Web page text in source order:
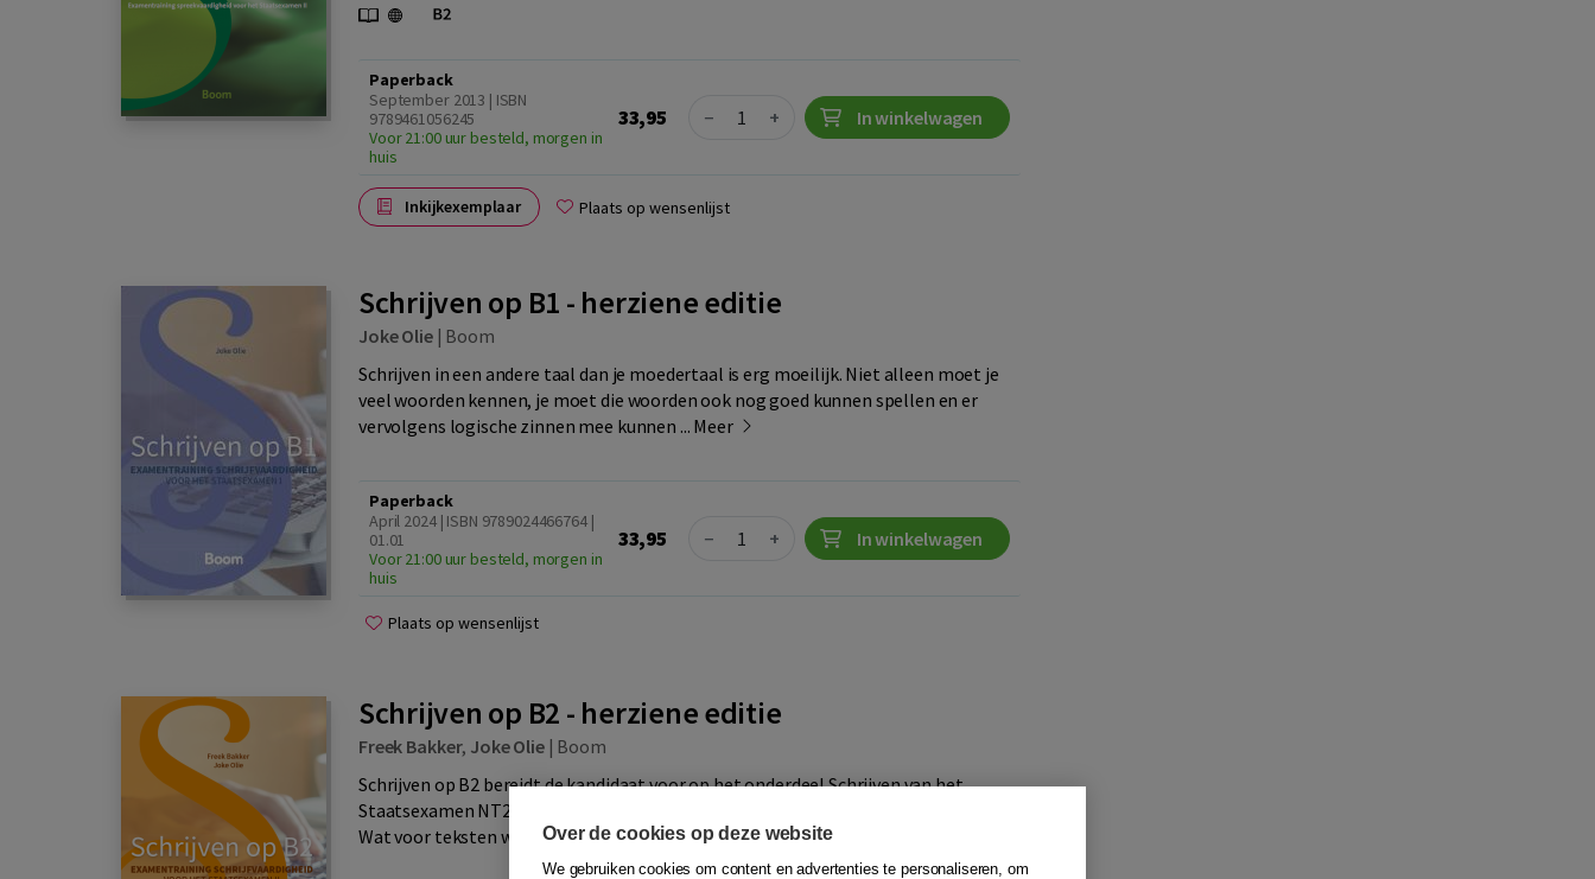
Paperback
September 2013 | ISBN
9789461056245
Voor 21:00 uur besteld, morgen in
huis
33,95 Quantity
− + In winkelwagen
Inkijkexemplaar Plaats op wensenlijst
Schrijven op B1 - herziene editie
Joke Olie| Boom
Schrijven in een andere taal dan je moedertaal is erg moeilijk. Niet alleen moet je
veel woorden kennen, je moet die woorden ook nog goed kunnen spellen en er
vervolgens logische zinnen mee kunnen ... Meer
Paperback
April 2024 | ISBN 9789024466764 |
01.01
Voor 21:00 uur besteld, morgen in
huis
33,95 Quantity
− + In winkelwagen
Plaats op wensenlijst
Schrijven op B2 - herziene editie
Freek Bakker, Joke Olie| Boom
Schrijven op B2 bereidt de kandidaat voor op het onderdeel Schrijven van het
Staatsexamen NT2 II zodat hij of zij vol vertrouwen het examen tegemoet gaat.
Wat voor teksten worden er aangeboden? Wel...Meer
Over de cookies op deze website
We gebruiken cookies om content en advertenties te personaliseren, om